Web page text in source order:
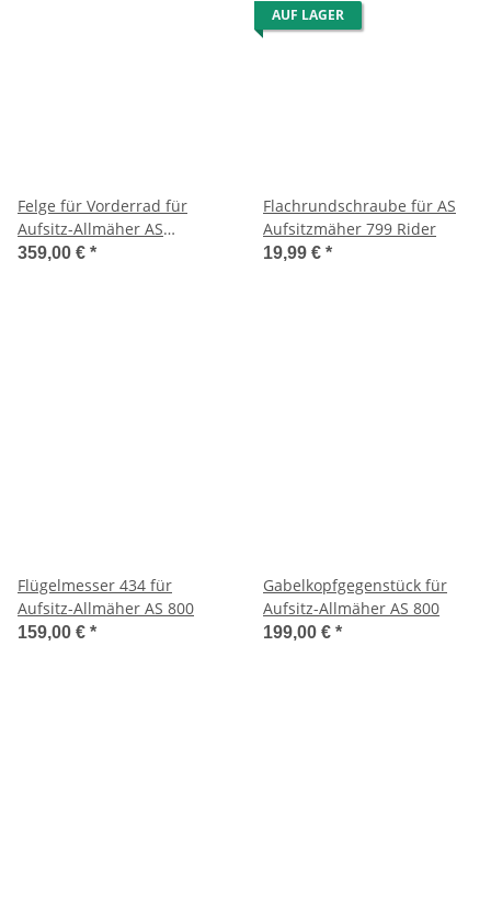
Felge für Vorderrad für
Aufsitz-Allmäher AS
800/910/911/915
359,00 € *
AUF LAGER
Flachrundschraube für AS
Aufsitzmäher 799 Rider
19,99 € *
Flügelmesser 434 für
Aufsitz-Allmäher AS 800
159,00 € *
Gabelkopfgegenstück für
Aufsitz-Allmäher AS 800
199,00 € *